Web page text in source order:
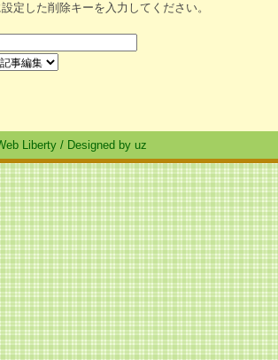
定した削除キーを入力してください。
Liberty / Designed by uz